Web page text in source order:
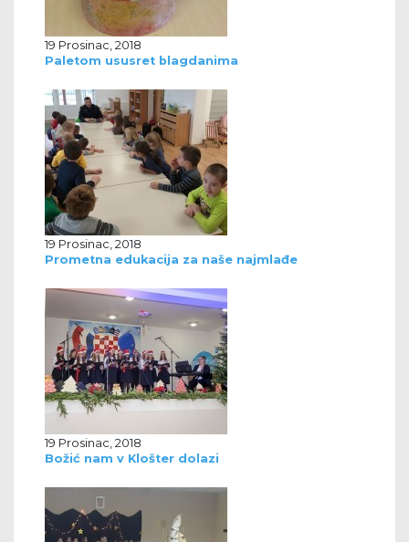
19 Prosinac, 2018
Paletom ususret blagdanima
19 Prosinac, 2018
Prometna edukacija za naše najmlađe
19 Prosinac, 2018
Božić nam v Klošter dolazi